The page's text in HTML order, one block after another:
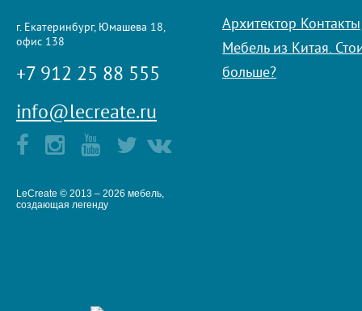
г. Екатеринбург, Юмашева 18,
офис 138
+7 912 25 88 555
info@lecreate.ru
LeCreate © 2013 – 2026 мебель,
создающая легенду
Архитектор Контакты
Мебель из Китая.
больше?